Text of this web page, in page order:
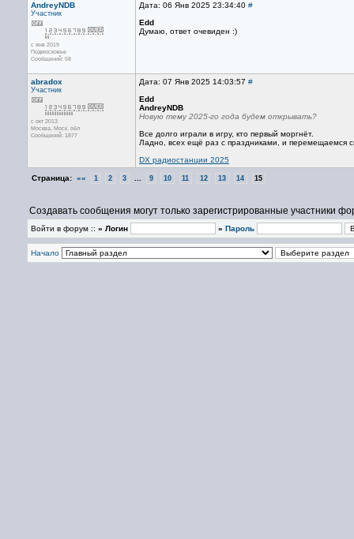
AndreyNDB
Участник
с янв 2019
Подмосковье
Сообщений: 58
Дата: 06 Янв 2025 23:34:40 #
Edd
Думаю, ответ очевиден :)
abradox
Участник
с окт 2013
Москва, Mоск. обл
Сообщений: 1877
Дата: 07 Янв 2025 14:03:57 #
Edd
AndreyNDB
Новую тему 2025-го года будем открывать?
Все долго играли в игру, кто первый моргнёт.
Ладно, всех ещё раз с праздниками, и перемещаемся
DX радиостанции 2025
Страница: «« 1 2 3 9 10 11 12 13 14 15
Создавать сообщения могут только зарегистрированные участники
Войти в форум :: » Логин » Пароль
Начало